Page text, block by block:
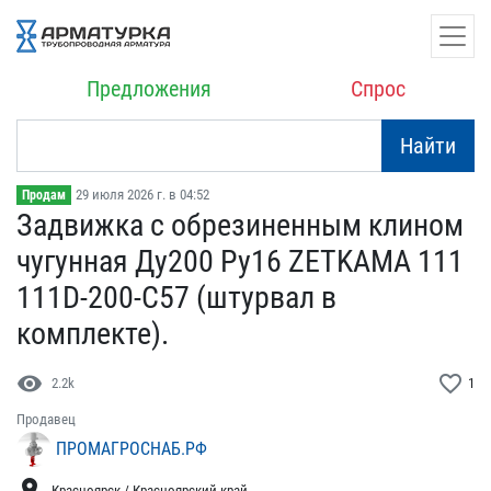
Предложения Спрос
Найти
Продам 29 июля 2026 г. в 04:52
Задвижка с обрезиненным ​клином
чугунная Ду200 Ру​16 ZETKAMA 111
111D-200-​C57 (штурвал в
комплекте​).
visibility 2.2k favorite_border 1
Продавец
ПРОМАГРОСНАБ.РФ